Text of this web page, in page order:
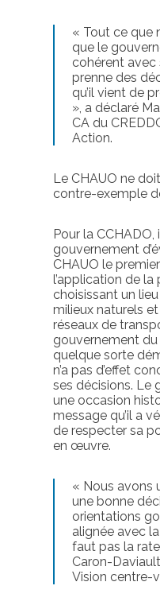
« Tout ce que
que le
cohérent avec
prenne des
qu’il vient de
», a déclaré
CA du
Action.
Le CHAUO ne
contre-exemple
Pour la CCHADO,
gouvernement
CHAUO le
l’application de la
choisissant un
milieux naturels
réseaux de
gouvernement
quelque sorte
n’a pas d’effet
ses décisions. Le
une occasion
message qu’il a
de respecter sa
en œuvre.
« Nous avons
une bonne
orientations
alignée avec
faut pas la
Caron-
Vision centre-